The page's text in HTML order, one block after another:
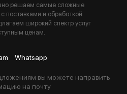
решаем самые сложные
поставками и обработкой
широкий спектр услуг
ценам.
Whatsapp
вы можете направить
на почту